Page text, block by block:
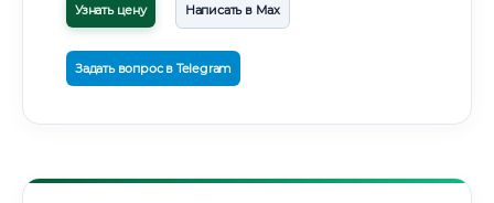
Узнать цену Написать в Max
Задать вопрос в Telegram